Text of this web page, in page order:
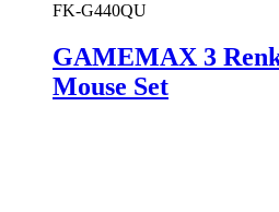
FK-G440QU
GAMEMAX 3
Mouse Set